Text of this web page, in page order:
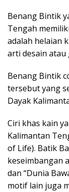
Benang Bintik
Tengah
adalah helaian
arti desain atau
Benang Bintik
tersebut yang
Dayak
Ciri khas kain
Kalimantan
of Life). Batik
keseimbangan
dan “Dunia
motif lain juga